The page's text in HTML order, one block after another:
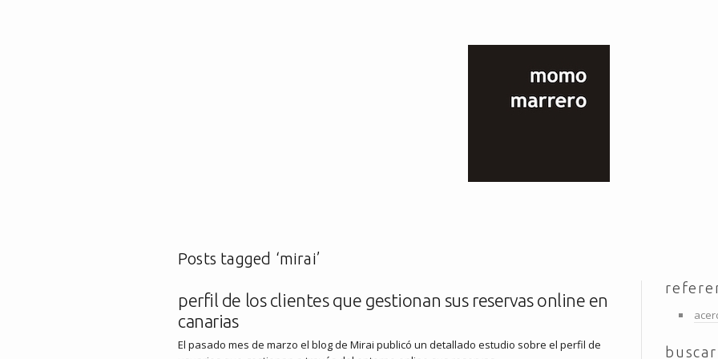
Posts tagged ‘mirai’
perfil de los clientes que gestionan sus reservas online en
canarias
El pasado mes de marzo el blog de Mirai publicó un detallado estudio sobre el perfil de
buscar